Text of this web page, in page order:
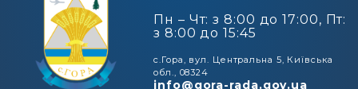
Пн – Чт: з 8:00 до 17:00, Пт:
з 8:00 до 15:45
с.Гора, вул. Центральна 5, Київська
обл., 08324
info@gora-rada.gov.ua